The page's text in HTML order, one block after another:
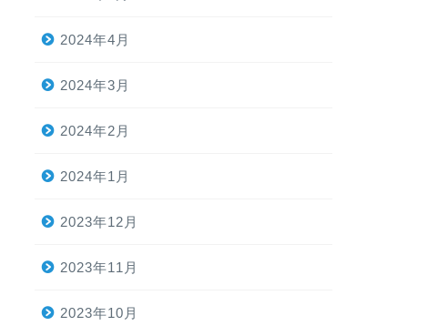
2024年4月
2024年3月
2024年2月
2024年1月
2023年12月
2023年11月
2023年10月